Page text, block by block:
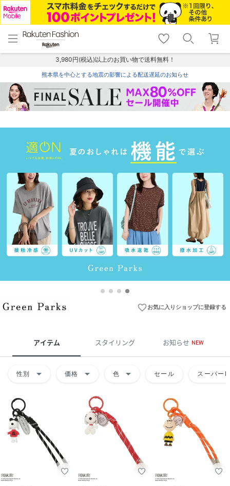
menu home
トップ
shopping_cart lock_outline
ログイン
3,980円(税込)以上のお買い物で送料無料！
熊本県を中心とする地震の影響による配送遅延のお知らせ
favorite_borderお気に入りショップに登録する
アイテム スタイリング お知らせ NEW
性別 arrow_drop_down 価格 arrow_drop_down 色 arrow_drop_down セール スーパー